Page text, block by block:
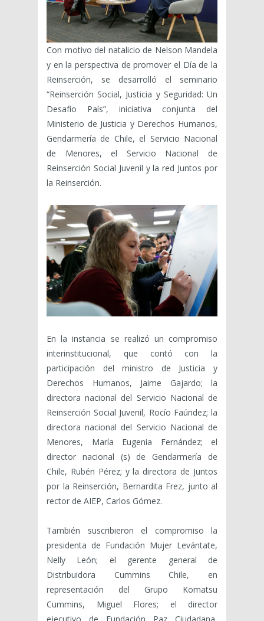
Con motivo del natalicio de Nelson Mandela
y en la perspectiva de promover el Día de la
Reinserción, se desarrolló el seminario
“Reinserción Social, Justicia y Seguridad: Un
Desafío País”, iniciativa conjunta del
Ministerio de Justicia y Derechos Humanos,
Gendarmería de Chile, el Servicio Nacional
de Menores, el Servicio Nacional de
Reinserción Social Juvenil y la red Juntos por
la Reinserción.
En la instancia se realizó un compromiso
interinstitucional, que contó con la
participación del ministro de Justicia y
Derechos Humanos, Jaime Gajardo; la
directora nacional del Servicio Nacional de
Reinserción Social Juvenil, Rocío Faúndez; la
directora nacional del Servicio Nacional de
Menores, María Eugenia Fernández; el
director nacional (s) de Gendarmería de
Chile, Rubén Pérez; y la directora de Juntos
por la Reinserción, Bernardita Frez, junto al
rector de AIEP, Carlos Gómez.
También suscribieron el compromiso la
presidenta de Fundación Mujer Levántate,
Nelly León; el gerente general de
Distribuidora Cummins Chile, en
representación del Grupo Komatsu
Cummins, Miguel Flores; el director